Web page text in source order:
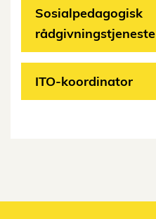
Sosialpedagogisk
rådgivningstjeneste
ITO-koordinator